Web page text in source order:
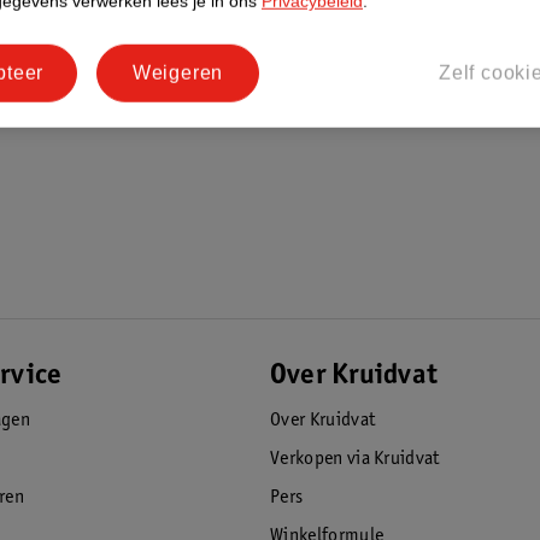
Over Kruidvat
Over Kruidvat
Verkopen via Kruidvat
Pers
Zelf
Weigeren